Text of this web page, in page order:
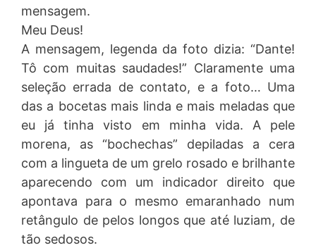
mensagem.
Meu Deus!
A mensagem, legenda da foto dizia: “Dante!
Tô com muitas saudades!” Claramente uma
seleção errada de contato, e a foto… Uma
das a bocetas mais linda e mais meladas que
eu já tinha visto em minha vida. A pele
morena, as “bochechas” depiladas a cera
com a lingueta de um grelo rosado e brilhante
aparecendo com um indicador direito que
apontava para o mesmo emaranhado num
retângulo de pelos longos que até luziam, de
tão sedosos.